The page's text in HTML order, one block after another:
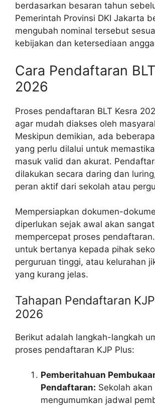
berdasarkan besaran tahun
Pemerintah Provinsi DKI Jakarta
mengubah nominal tersebut
kebijakan dan ketersediaan
Cara Pendaftaran
2026
Proses pendaftaran BLT Kesra
agar mudah diakses oleh
Meskipun demikian, ada
yang perlu dilalui untuk
masuk valid dan akurat.
dilakukan secara daring dan
peran aktif dari sekolah atau
Mempersiapkan dokumen-
diperlukan sejak awal akan
mempercepat proses
untuk bertanya kepada pihak
perguruan tinggi, atau kelurahan
yang kurang jelas.
Tahapan Pendaftaran
2026
Berikut adalah langkah-langkah
proses pendaftaran KJP Plus:
Pemberitahuan
Pendaftaran: Sekolah akan
mengumumkan jadwal